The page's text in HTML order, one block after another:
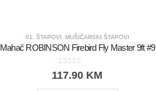
01. ŠTAPOVI MUŠIČARSKI ŠTAPOVI
Mahač ROBINSON Firebird Fly Master 9ft #9
117.90 KM